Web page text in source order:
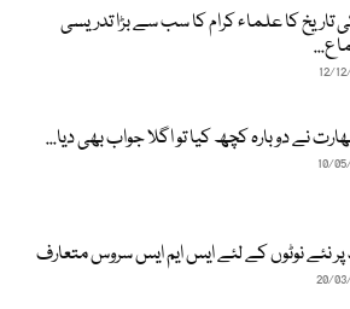
تاریخ کا علماء کرام کا سب سے بڑا تدریسی
12/
نے دوبارہ کچھ کیا تو اگلا جواب بھی دیا...
10/
نئے نوٹوں کے لئے ایس ایم ایس سروس متعارف
20/